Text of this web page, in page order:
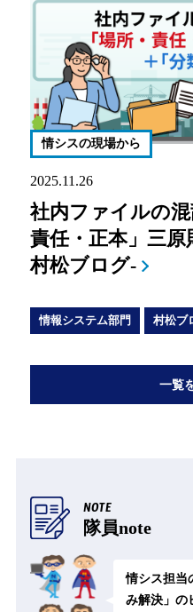
情シスの現場から
2025.11.26
社内ファイルの
責任・正本」三
村松ブログ-
情報システム部門 村松ブ
一覧
NOTE
隊員note
情シス担当
み解決」の